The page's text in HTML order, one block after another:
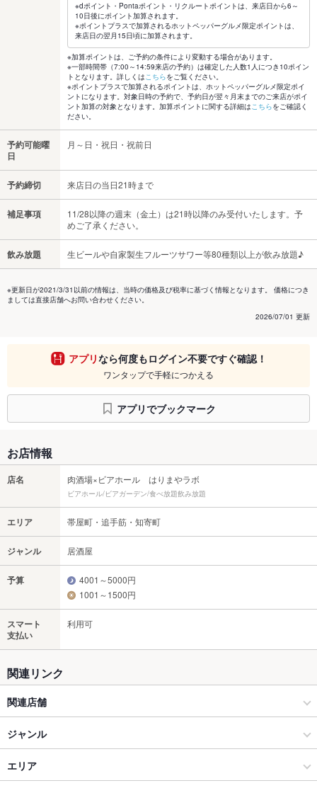
※dポイント・Pontaポイント・リクルートポイントは、来店日から6～
10日後にポイント加算されます。
※ポイントプラスで加算されるホットペッパーグルメ限定ポイントは、
来店日の翌月15日頃に加算されます。
※加算ポイントは、ご予約の条件により変動する場合があります。
※一部時間帯（7:00～14:59来店の予約）は確定した人数1人につき10ポイン
トとなります。詳しくはこちらをご覧ください。
※ポイントプラスで加算されるポイントは、ホットペッパーグルメ限定ポイ
ントになります。対象日時の予約で、予約日が翌々月末までのご来店がポイ
ント加算の対象となります。加算ポイントに関する詳細はこちらをご確認く
ださい。
予約可能曜
日
月～日・祝日・祝前日
予約締切 来店日の当日21時まで
補足事項
11/28以降の週末（金土）は21時以降のみ受付いたします。予
めご了承ください。
飲み放題 生ビールや自家製生フルーツサワー等80種類以上が飲み放題♪
※更新日が2021/3/31以前の情報は、当時の価格及び税率に基づく情報となります。 価格につき
ましては直接店舗へお問い合わせください。
2026/07/01 更新
アプリなら何度もログイン不要ですぐ確認！
ワンタップで手軽につかえる
アプリでブックマーク
お店情報
店名 肉酒場×ビアホール はりまやラボ
ビアホール/ビアガーデン/食べ放題飲み放題
エリア 帯屋町・追手筋・知寄町
ジャンル 居酒屋
予算
4001～5000円
1001～1500円
スマート
支払い
利用可
関連リンク
関連店舗
ビアホール×食べ飲み放題 はりまやラボアーケード店
肉酒場×食べ飲み放題 はりまやラボ
ジャンル
居酒屋
エリア